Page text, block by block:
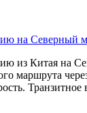
на Северный
из Китая на
маршрута
Транзитное